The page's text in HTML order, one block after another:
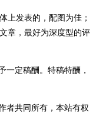
表的，配图为佳；
，最好为深度型的评
定稿酬。特稿特酬，
共同所有，本站有权